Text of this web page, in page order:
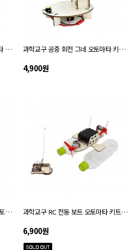
과학교구 핸드 크랭크 나비 오토마타 키트 자체설명서 과학교구 공중 회전 그네 오토마타 키트 자체설명서
4,900원
과학교구 동전 먹는 저금통 로봇 오토마타 키트 자체설명서 과학교구 RC 전동 보트 오토마타 키트 자체설명서
6,900원